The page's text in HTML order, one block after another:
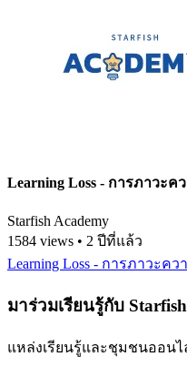
Learning Loss - การภาวะค
Starfish Academy
1584 views • 2 ปีที่แล้ว
Learning Loss - การภาวะค
มาร่วมเรียนรู้กับ
แหล่งเรียนรู้และชุมชนออน